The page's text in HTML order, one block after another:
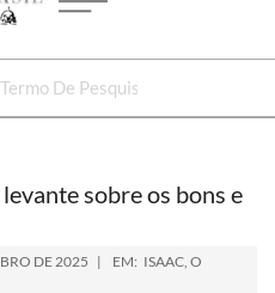
sobre os bons e
DE 2025 EM: ISAAC, O